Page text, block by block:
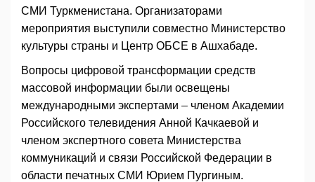
СМИ Туркменистана. Организаторами
мероприятия выступили совместно Министерство
культуры страны и Центр ОБСЕ в Ашхабаде.
Вопросы цифровой трансформации средств
массовой информации были освещены
международными экспертами – членом Академии
Российского телевидения Анной Качкаевой и
членом экспертного совета Министерства
коммуникаций и связи Российской Федерации в
области печатных СМИ Юрием Пургиным.